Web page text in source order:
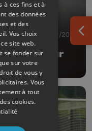
30/07/2026
défenseur
à ces fins et à
des données
et des
Vos choix
site web.
se fonder sur
sur votre
de vous y
. Vous
à tout
cookies.